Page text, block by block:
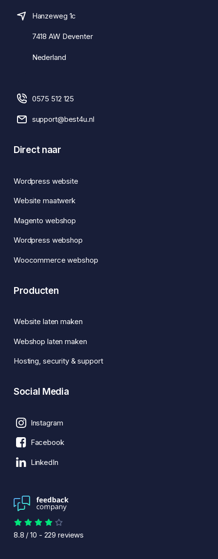
Hanzeweg 1c
7418 AW Deventer
Nederland
0575 512 125
support@best4u.nl
Direct naar
Wordpress website
Website maatwerk
Magento webshop
Wordpress webshop
Woocommerce webshop
Producten
Website laten maken
Webshop laten maken
Hosting, security & support
Social Media
Instagram
Facebook
LinkedIn
8.8 /10 - 229 reviews